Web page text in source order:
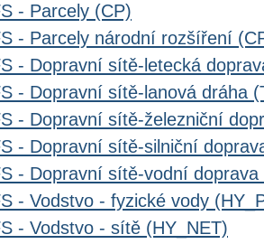
- Parcely (CP)
- Parcely národní rozšíření
- Dopravní sítě-letecká
- Dopravní sítě-lanová dráha
- Dopravní sítě-železniční
- Dopravní sítě-silniční
- Dopravní sítě-vodní doprava
- Vodstvo - fyzické vody
- Vodstvo - sítě (HY_NET)